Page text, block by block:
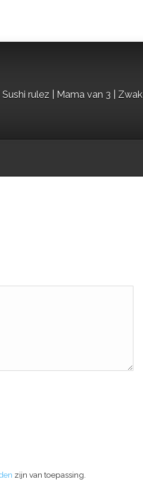
rulez | Mama van 3 | Zwak
zijn van toepassing.